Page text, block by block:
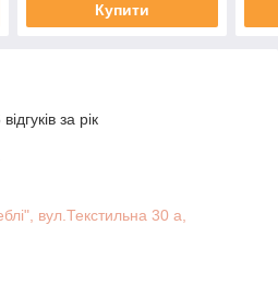
Купити
за рік
вул.Текстильна 30 а,